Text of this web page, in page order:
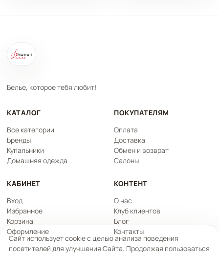
Белье, которое тебя любит!
КАТАЛОГ
Все категории
Бренды
Купальники
Домашняя одежда
ПОКУПАТЕЛЯМ
Оплата
Доставка
Обмен и возврат
Салоны
КАБИНЕТ
Вход
Избранное
Корзина
Оформление
КОНТЕНТ
О нас
Клуб клиентов
Блог
Контакты
Сайт использует cookie с целью анализа поведения
посетителей для улучшения Сайта. Продолжая пользоваться